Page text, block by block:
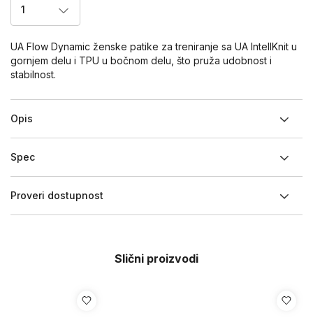
1
UA Flow Dynamic ženske patike za treniranje sa UA IntellKnit u
gornjem delu i TPU u bočnom delu, što pruža udobnost i
stabilnost.
Opis
Spec
Proveri dostupnost
Slični proizvodi